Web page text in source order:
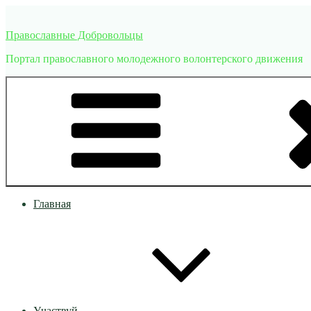
содержимому
Православные Добровольцы
Портал православного молодежного волонтерского движения
Главная